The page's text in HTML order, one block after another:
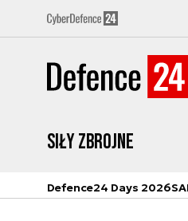
Siły zbrojne
Defence24 Days 2026